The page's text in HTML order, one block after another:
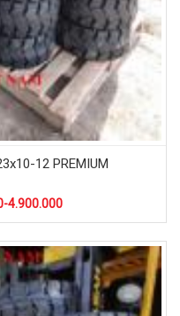
12 PREMIUM
4.900.000